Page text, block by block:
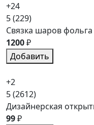
+24
5(229)
Связка шаров
1200₽
Добавить
+2
5(2612)
Дизайнерская
99₽